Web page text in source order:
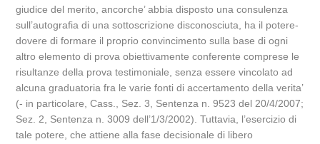
giudice del merito, ancorche’ abbia disposto una consulenza
sull’autografia di una sottoscrizione disconosciuta, ha il potere-
dovere di formare il proprio convincimento sulla base di ogni
altro elemento di prova obiettivamente conferente comprese le
risultanze della prova testimoniale, senza essere vincolato ad
alcuna graduatoria fra le varie fonti di accertamento della verita’
(- in particolare, Cass., Sez. 3, Sentenza n. 9523 del 20/4/2007;
Sez. 2, Sentenza n. 3009 dell’1/3/2002). Tuttavia, l’esercizio di
tale potere, che attiene alla fase decisionale di libero